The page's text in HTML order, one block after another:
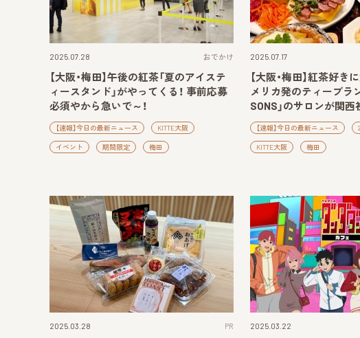
2025.07.28 おでかけ
【大阪・梅田】午後の紅茶「夏のアイステ
ィースタンド」がやってくる！ 事前応募
必須やから急いで～！
【速報】今日の最新ニュース KITTE大阪
イベント 期間限定 梅田
2025.07.17
【大阪・梅田】紅茶好
メリカ発のティーブラ
SONS」のサロンが関西
【速報】今日の最新ニュース
KITTE大阪 梅田
2025.03.28 PR 2025.03.22